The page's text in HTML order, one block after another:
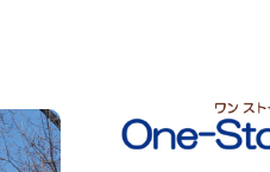
来場予約 資料請求
0120-824-406